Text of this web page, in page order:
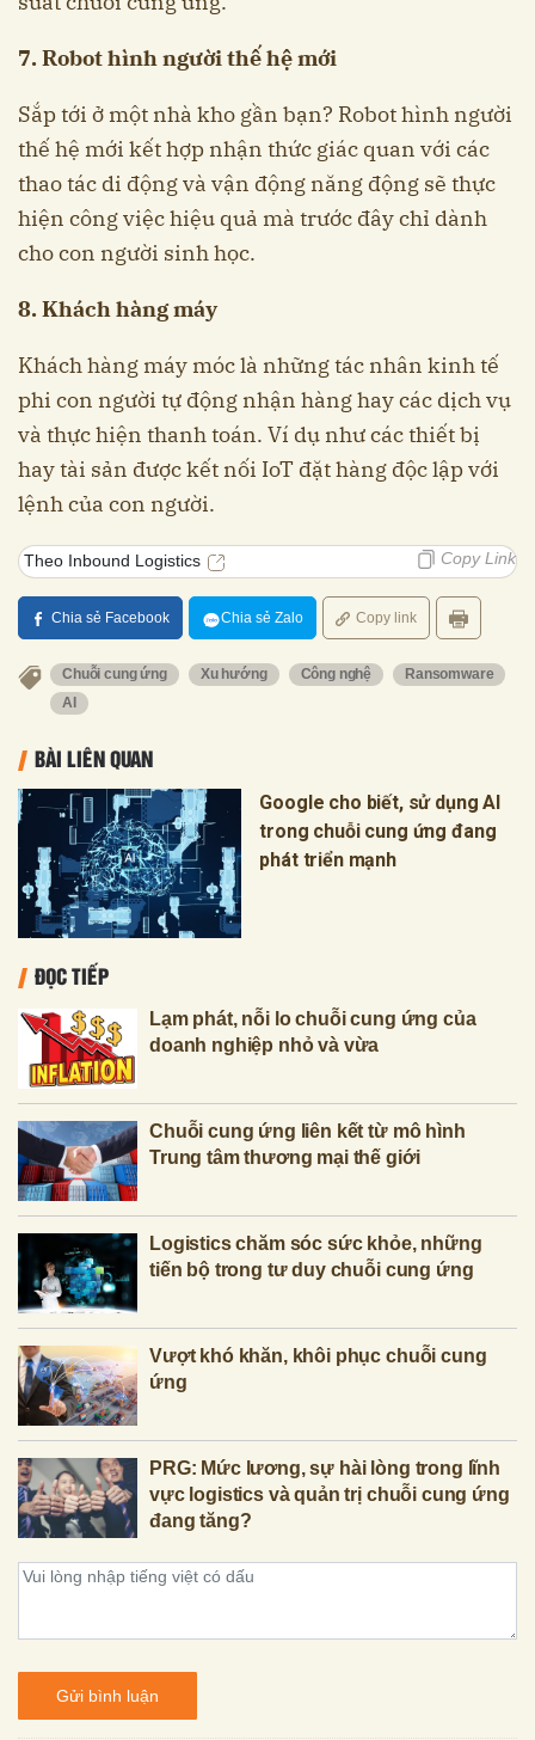
7. Robot hình người thế hệ mới
Sắp tới ở một nhà kho gần bạn? Robot hình người
thế hệ mới kết hợp nhận thức giác quan với các
thao tác di động và vận động năng động sẽ thực
hiện công việc hiệu quả mà trước đây chỉ dành
cho con người sinh học.
8. Khách hàng máy
Khách hàng máy móc là những tác nhân kinh tế
phi con người tự động nhận hàng hay các dịch vụ
và thực hiện thanh toán. Ví dụ như các thiết bị
hay tài sản được kết nối IoT đặt hàng độc lập với
lệnh của con người.
Theo Inbound Logistics Copy Link
Chia sẻ Facebook Chia sẻ Zalo Copy link
Chuỗi cung ứng Xu hướng Công nghệ
Ransomware
AI
BÀI LIÊN QUAN
Google cho biết, sử dụng AI
trong chuỗi cung ứng đang
phát triển mạnh
ĐỌC TIẾP
Lạm phát, nỗi lo chuỗi cung ứng của
doanh nghiệp nhỏ và vừa
Chuỗi cung ứng liên kết từ mô hình
Trung tâm thương mại thế giới
Logistics chăm sóc sức khỏe, những
tiến bộ trong tư duy chuỗi cung ứng
Vượt khó khăn, khôi phục chuỗi cung
ứng
PRG: Mức lương, sự hài lòng trong lĩnh
vực logistics và quản trị chuỗi cung ứng
đang tăng?
Gửi bình luận